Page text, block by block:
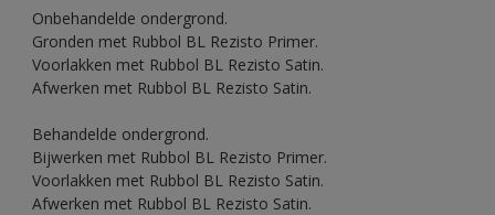
Onbehandelde ondergrond.
Gronden met Rubbol BL Rezisto Primer.
Voorlakken met Rubbol BL Rezisto Satin.
Afwerken met Rubbol BL Rezisto Satin.
Behandelde ondergrond.
Bijwerken met Rubbol BL Rezisto Primer.
Voorlakken met Rubbol BL Rezisto Satin.
Afwerken met Rubbol BL Rezisto Satin.